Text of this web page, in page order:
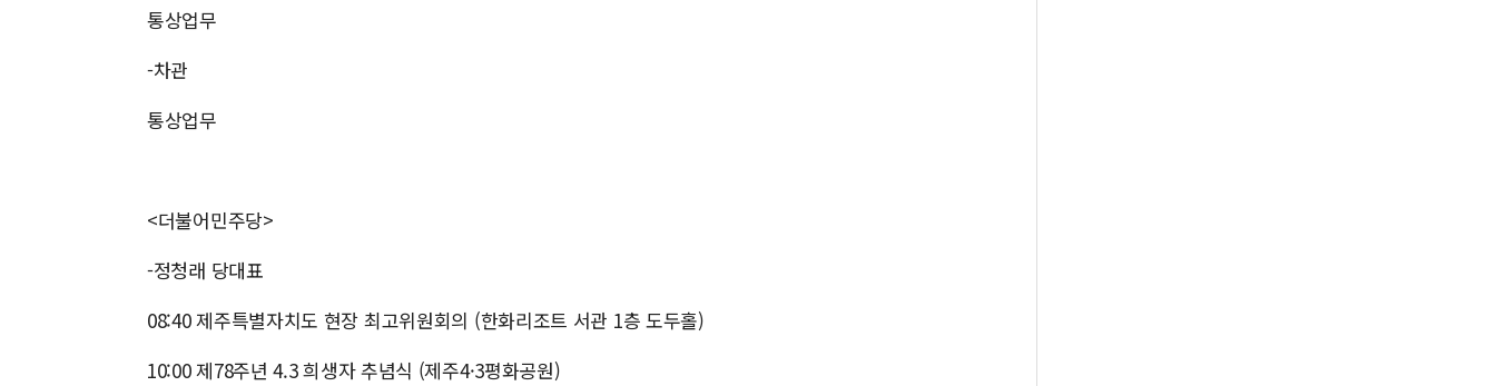
통상업무
-차관
통상업무
<더불어민주당>
-정청래 당대표
08:40 제주특별자치도 현장 최고위원회의 (한화리조트 서관 1층 도두홀)
10:00 제78주년 4.3 희생자 추념식 (제주4·3평화공원)